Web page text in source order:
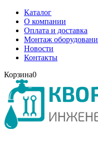
Каталог
О компании
Оплата и доставка
Монтаж
Новости
Контакты
Корзина0